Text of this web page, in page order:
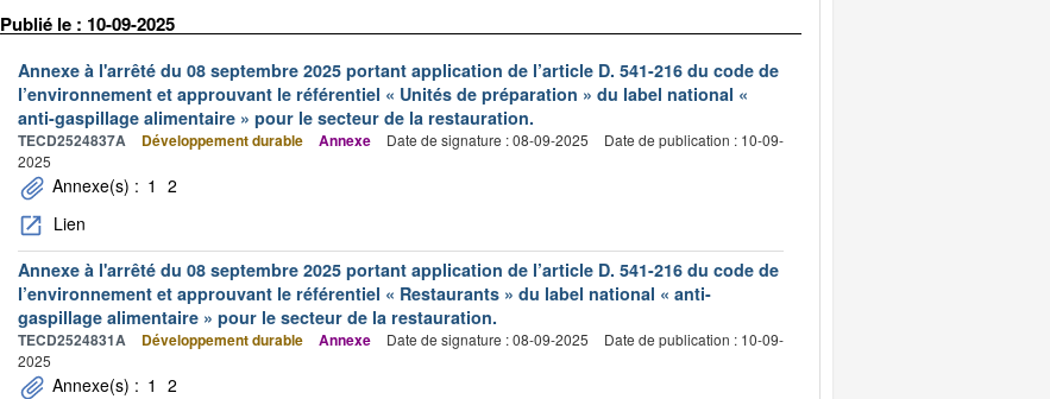
Publié le : 10-09-2025
Annexe à l'arrêté du 08 septembre 2025 portant application de l’article D. 541-216 du code de
l’environnement et approuvant le référentiel « Unités de préparation » du label national «
anti-gaspillage alimentaire » pour le secteur de la restauration.
TECD2524837A Développement durable Annexe Date de signature : 08-09-2025
Date de publication : 10-09-
2025
Annexe(s) : 1 2
Lien
Annexe à l'arrêté du 08 septembre 2025 portant application de l’article D. 541-216 du code de
l’environnement et approuvant le référentiel « Restaurants » du label national « anti-
gaspillage alimentaire » pour le secteur de la restauration.
TECD2524831A Développement durable Annexe Date de signature : 08-09-2025
Date de publication : 10-09-
2025
Annexe(s) : 1 2